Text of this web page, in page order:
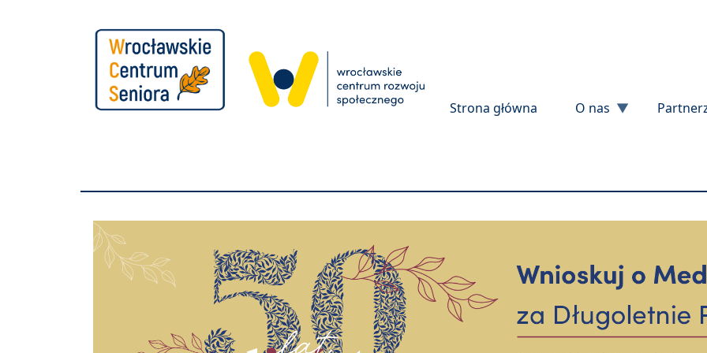
Strona główna O nas